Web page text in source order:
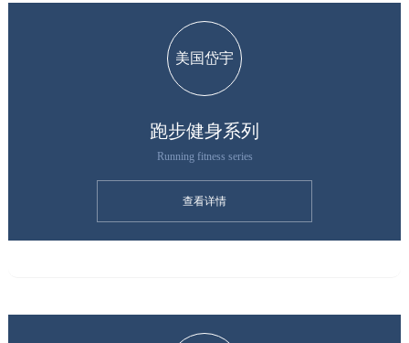
美国岱宇
跑步健身系列
Running fitness series
查看详情